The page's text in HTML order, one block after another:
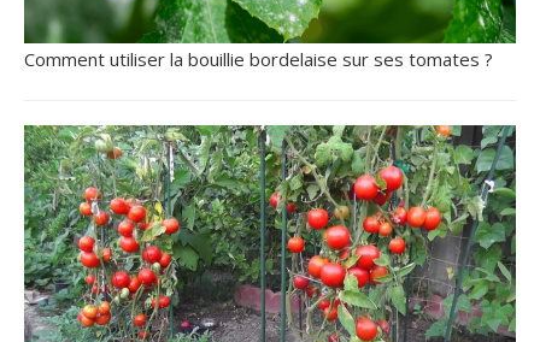
Comment utiliser la bouillie bordelaise sur ses tomates ?